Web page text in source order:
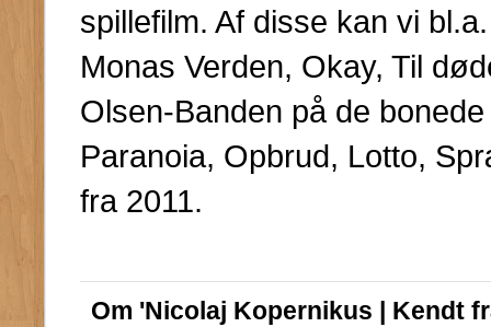
spillefilm. Af disse kan vi
Monas Verden, Okay, Til
Olsen-Banden på de
Paranoia, Opbrud, Lotto,
fra 2011.
Om 'Nicolaj Kopernikus | Kendt